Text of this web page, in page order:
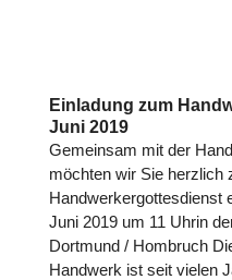
Einladung zum
Juni 2019
Gemeinsam mit der
möchten wir Sie herzlich
Handwerkergottesdienst
Juni 2019 um 11 Uhrin
Dortmund / Hombruch
Handwerk ist seit vielen